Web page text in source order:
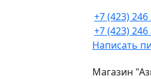
Рекомендовано для
Магазины:
+7 (423) 246
+7 (423) 246
Написать
Магазин